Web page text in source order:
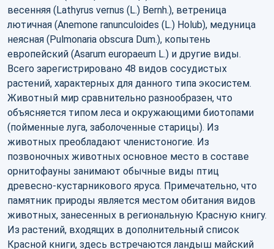
весенняя (Lathyrus vernus (L.) Bernh.), ветреница
лютичная (Anemone ranunculoides (L.) Holub), медуница
неясная (Pulmonaria obscura Dum.), копытень
европейский (Asarum europaeum L.) и другие виды.
Всего зарегистрировано 48 видов сосудистых
растений, характерных для данного типа экосистем.
Животный мир сравнительно разнообразен, что
объясняется типом леса и окружающими биотопами
(пойменные луга, заболоченные старицы). Из
животных преобладают членистоногие. Из
позвоночных животных основное место в составе
орнитофауны занимают обычные виды птиц
древесно-кустарникового яруса. Примечательно, что
памятник природы является местом обитания видов
животных, занесенных в региональную Красную книгу.
Из растений, входящих в дополнительный список
Красной книги, здесь встречаются ландыш майский